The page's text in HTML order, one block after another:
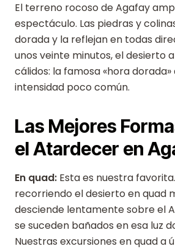
El terreno rocoso de Agafay
espectáculo. Las piedras y
dorada y la reflejan en todas
unos veinte minutos, el desierto
cálidos: la famosa «hora
intensidad poco común.
Las Mejores
el Atardecer en
En quad: Esta es nuestra
recorriendo el desierto en quad
desciende lentamente sobre el
se suceden bañados en esa luz
Nuestras excursiones en quad a